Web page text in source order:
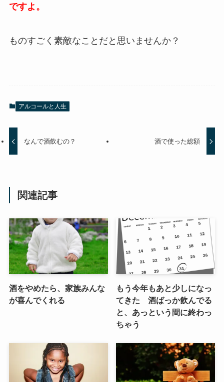
ですよ。
ものすごく素敵なことだと思いませんか？
アルコールと人生
なんで酒飲むの？ 酒で使った総額
関連記事
酒をやめたら、家族みんな
が喜んでくれる
もう今年もあと少しになっ
てきた 酒ばっか飲んでる
と、あっという間に終わっ
ちゃう